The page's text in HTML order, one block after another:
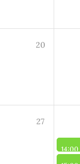
20
27